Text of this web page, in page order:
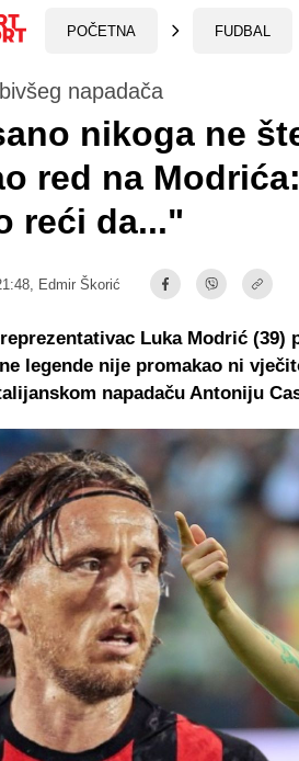
POČETNA FUDBAL
napadača
nikoga ne
red na
reći da..."
Edmir Škorić
Luka Modrić (39)
legende nije promakao ni
napadaču Antoniju